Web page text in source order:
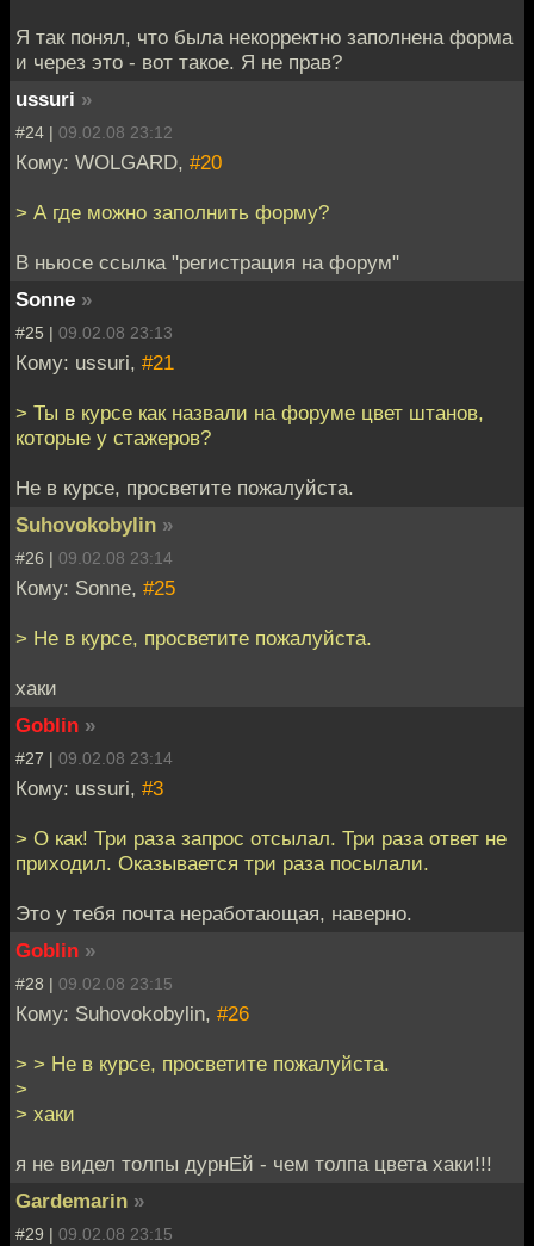
Я так понял, что была некорректно заполнена форма
и через это - вот такое. Я не прав?
ussuri »
#24 | 09.02.08 23:12
Кому: WOLGARD, #20
> А где можно заполнить форму?
В ньюсе ссылка "регистрация на форум"
Sonne »
#25 | 09.02.08 23:13
Кому: ussuri, #21
> Ты в курсе как назвали на форуме цвет штанов,
которые у стажеров?
Не в курсе, просветите пожалуйста.
Suhovokobylin »
#26 | 09.02.08 23:14
Кому: Sonne, #25
> Не в курсе, просветите пожалуйста.
хаки
Goblin »
#27 | 09.02.08 23:14
Кому: ussuri, #3
> О как! Три раза запрос отсылал. Три раза ответ не
приходил. Оказывается три раза посылали.
Это у тебя почта неработающая, наверно.
Goblin »
#28 | 09.02.08 23:15
Кому: Suhovokobylin, #26
> > Не в курсе, просветите пожалуйста.
>
> хаки
я не видел толпы дурнЕй - чем толпа цвета хаки!!!
Gardemarin »
#29 | 09.02.08 23:15